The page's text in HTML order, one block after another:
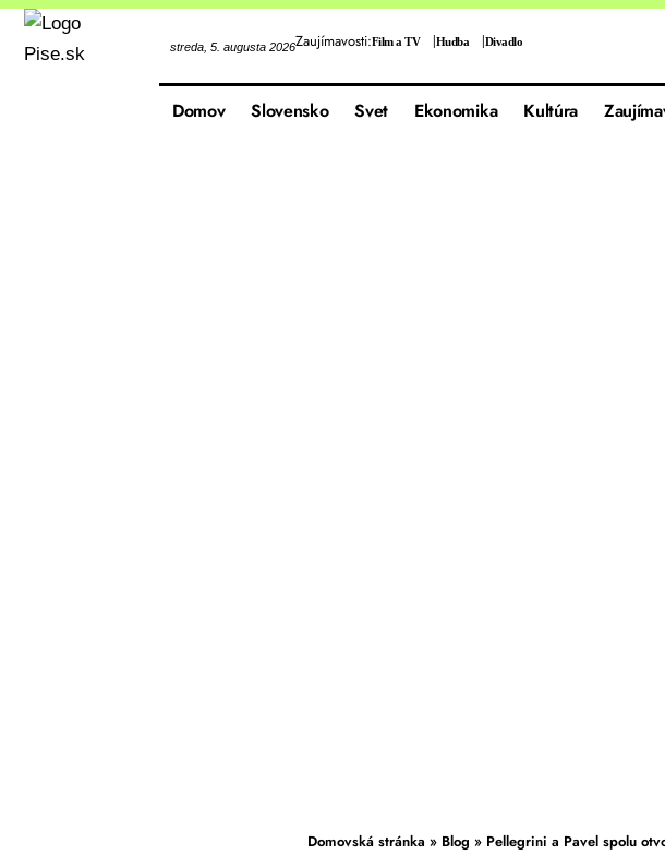
streda, 5. augusta 2026Zaujímavosti:Film a TV Hudba Divadlo
Domov Slovensko Svet Ekonomika Kultúra
Domovská stránka » Blog » Pellegrini a Pavel spolu